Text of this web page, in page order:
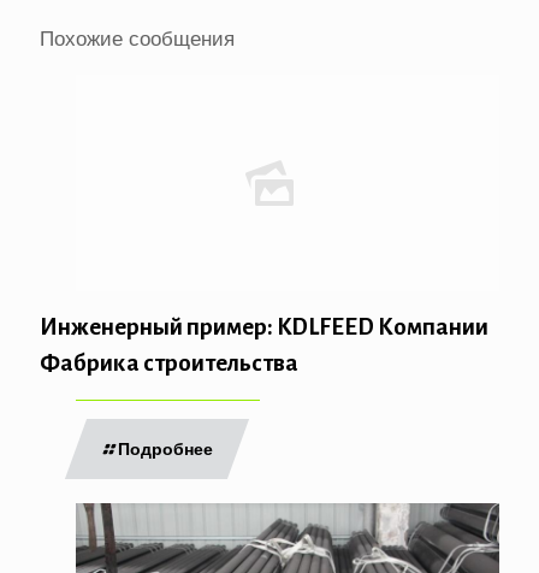
Похожие сообщения
Инженерный пример: KDLFEED Компании
Фабрика строительства
Подробнее